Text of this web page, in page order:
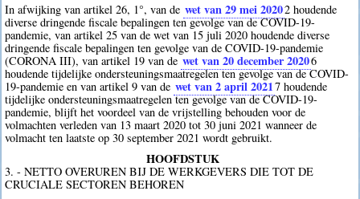
In afwijking van artikel 26, 1°, van de wet van 29 mei 20202 houdende
diverse dringende fiscale bepalingen ten gevolge van de COVID-19-
pandemie, van artikel 25 van de wet van 15 juli 2020 houdende diverse
dringende fiscale bepalingen ten gevolge van de COVID-19-pandemie
(CORONA III), van artikel 19 van de wet van 20 december 20206
houdende tijdelijke ondersteuningsmaatregelen ten gevolge van de COVID-
19-pandemie en van artikel 9 van de wet van 2 april 20217 houdende
tijdelijke ondersteuningsmaatregelen ten gevolge van de COVID-19-
pandemie, blijft het voordeel van de vrijstelling behouden voor de
volmachten verleden van 13 maart 2020 tot 30 juni 2021 wanneer de
volmacht ten laatste op 30 september 2021 wordt gebruikt.
HOOFDSTUK
3. - NETTO OVERUREN BIJ DE WERKGEVERS DIE TOT DE
CRUCIALE SECTOREN BEHOREN